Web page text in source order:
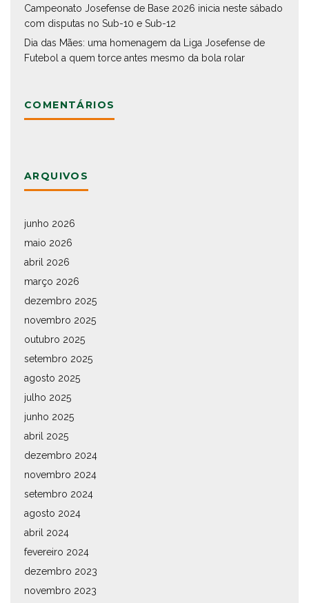
Campeonato Josefense de Base 2026 inicia neste sábado
com disputas no Sub-10 e Sub-12
Dia das Mães: uma homenagem da Liga Josefense de
Futebol a quem torce antes mesmo da bola rolar
COMENTÁRIOS
ARQUIVOS
junho 2026
maio 2026
abril 2026
março 2026
dezembro 2025
novembro 2025
outubro 2025
setembro 2025
agosto 2025
julho 2025
junho 2025
abril 2025
dezembro 2024
novembro 2024
setembro 2024
agosto 2024
abril 2024
fevereiro 2024
dezembro 2023
novembro 2023